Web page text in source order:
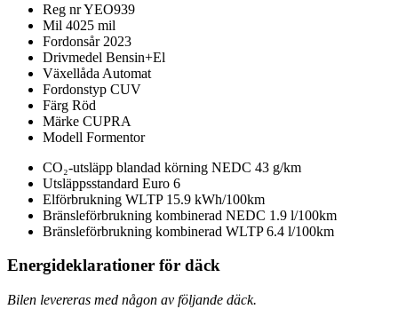
Reg nrYEO939
Mil 4025 mil
Fordonsår 2023
Drivmedel Bensin+El
Växellåda Automat
Fordonstyp CUV
Färg Röd
Märke CUPRA
Modell Formentor
CO₂-utsläpp blandad körning NEDC 43 g/km
Utsläppsstandard Euro 6
Elförbrukning WLTP 15.9 kWh/100km
Bränsleförbrukning kombinerad NEDC 1.9 l/100km
Bränsleförbrukning kombinerad WLTP 6.4 l/100km
Energideklarationer för däck
Bilen levereras med någon av följande däck.